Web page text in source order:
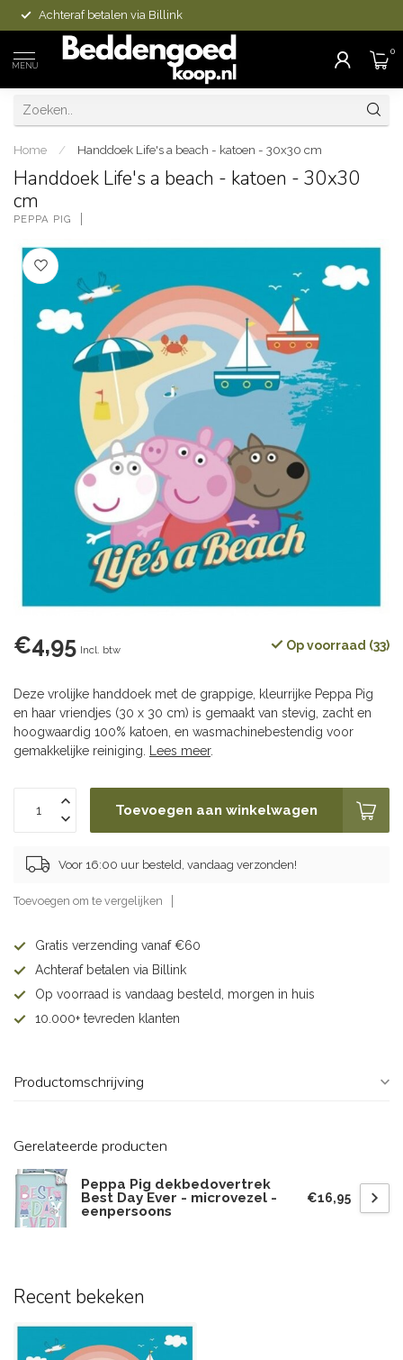
Achteraf betalen via Billink
MENU
0
Home / Handdoek Life's a beach - katoen - 30x30 cm
Handdoek Life's a beach - katoen - 30x30
cm
PEPPA PIG
€4,95 Incl. btw Op voorraad (33)
Deze vrolijke handdoek met de grappige, kleurrijke Peppa Pig
en haar vriendjes (30 x 30 cm) is gemaakt van stevig, zacht en
hoogwaardig 100% katoen, en wasmachinebestendig voor
gemakkelijke reiniging.
Lees meer.
Toevoegen aan winkelwagen
Voor 16:00 uur besteld, vandaag verzonden!
Toevoegen om te vergelijken
Gratis verzending vanaf €60
Achteraf betalen via Billink
Op voorraad is vandaag besteld, morgen in huis
10.000+ tevreden klanten
Productomschrijving
Gerelateerde producten
Peppa Pig dekbedovertrek
Best Day Ever - microvezel -
eenpersoons
€16,95
Recent bekeken